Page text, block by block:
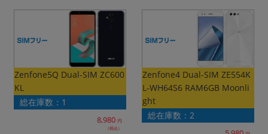
Zenfone5Q Dual-SIM ZC600
KL
総在庫数：1
8,980 円
（税込）
Zenfone4 Dual-SIM ZE554K
L-WH64S6 RAM6GB Moonli
ght
総在庫数：2
~
価格
円